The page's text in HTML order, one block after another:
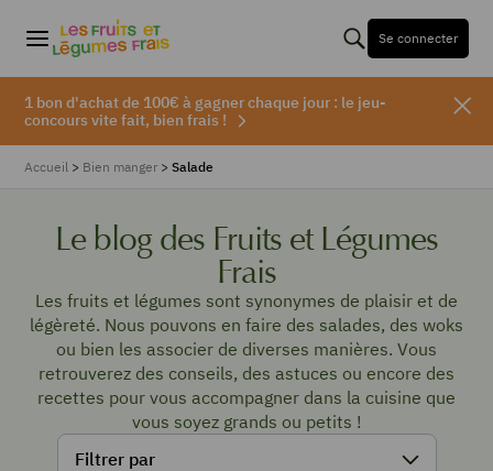
Se connecter
1 bon d'achat de 100€ à gagner chaque jour : le jeu-
concours vite fait, bien frais !
Accueil > Bien manger > Salade
Le blog des Fruits et Légumes
Frais
Les fruits et légumes sont synonymes de plaisir et de
légèreté. Nous pouvons en faire des salades, des woks
ou bien les associer de diverses manières. Vous
retrouverez des conseils, des astuces ou encore des
recettes pour vous accompagner dans la cuisine que
vous soyez grands ou petits !
Filtrer par